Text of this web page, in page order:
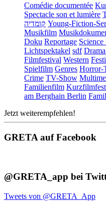
Comédie documentée
Spectacle son et lumière
קומדיה Young-Fiction-
Musikfilm
Doku Reportage
Lichtspektakel sdf
Filmfestival Western
Spielfilm Genres Horror-
Crime TV-Show
Familienfilm
am Berghain Berlin
Jetzt weiterempfehlen!
GRETA auf Facebook
@GRETA_app bei
Tweets von @GRETA_App